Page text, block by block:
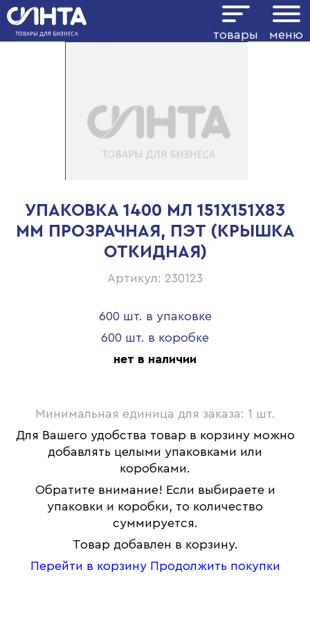
товары меню
УПАКОВКА 1400 МЛ 151Х151Х83
ММ ПРОЗРАЧНАЯ, ПЭТ (КРЫШКА
ОТКИДНАЯ)
Артикул: 230123
600 шт. в упаковке
600 шт. в коробке
нет в наличии
Минимальная единица для заказа: 1 шт.
Для Вашего удобства товар в корзину можно
добавлять целыми упаковками или
коробками.
Обратите внимание! Если выбираете и
упаковки и коробки, то количество
суммируется.
Товар добавлен в корзину.
Перейти в корзину Продолжить покупки